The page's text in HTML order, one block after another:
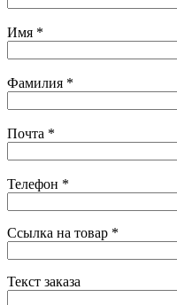
Имя *
Фамилия *
Почта *
Телефон *
Ссылка на товар *
Текст заказа